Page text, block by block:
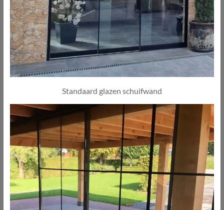
Standaard glazen schuifwand